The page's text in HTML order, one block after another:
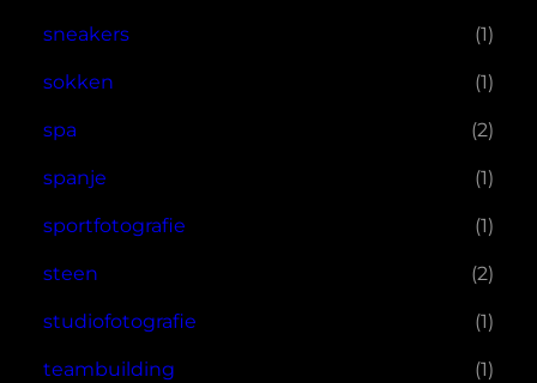
sneakers (1)
sokken (1)
spa (2)
spanje (1)
sportfotografie (1)
steen (2)
studiofotografie (1)
teambuilding (1)